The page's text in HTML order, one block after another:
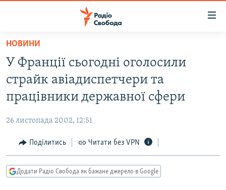
Перейти
основного
матеріалу
Перейти
до
основної
Перейти
до
пошуку
ВСЕ ЗА ДОБУ
СТАТТІ
ЕКОНОМІКА
СУСПІЛЬСТВО
РОСІЙСЬКА «ФІЛЬТРАЦІЯ»
ДОНБАС.РЕАЛІЇ
ТИ ЯК?
НОВИНИ
У Франції сьогодні оголосили
страйк авіадиспетчери та
працівники державної сфери
26 листопада 2002, 12:51
Поділитись Читати без VPN
Додати Радіо Свобода як бажане джерело в Google